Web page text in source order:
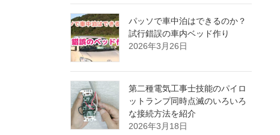
パッソで車中泊はできるのか？
試行錯誤の車内ベッド作り
2026年3月26日
第二種電気工事士技能のパイロ
ットランプ同時点滅のいろいろ
な接続方法を紹介
2026年3月18日